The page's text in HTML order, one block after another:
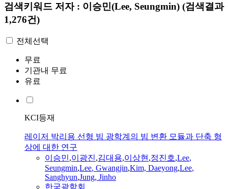
검색키워드 저자 : 이승민(Lee, Seungmin) (검색결과
1,276건)
전체선택
무료
기관내 무료
유료
KCI등재
레이저 박리용 선형 빔 광학계의 빔 변환 모듈과 단축 형
상에 대한 연구
이승민,이광진,김대용,이상현,정진호,Lee,
Seungmin,Lee, Gwangjin,Kim, Daeyong,Lee,
Sanghyun,Jung, Jinho
한국광학회